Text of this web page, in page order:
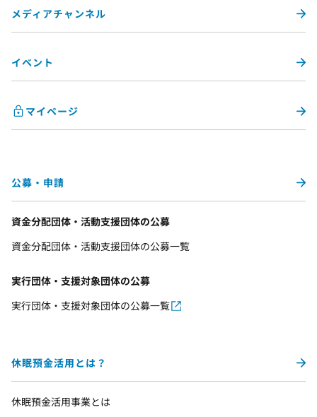
メディアチャンネル
イベント
マイページ
公募・申請
資金分配団体・活動支援団体の公募
資金分配団体・活動支援団体の公募一覧
実行団体・支援対象団体の公募
実行団体・支援対象団体の公募一覧
休眠預金活用とは？
休眠預金活用事業とは